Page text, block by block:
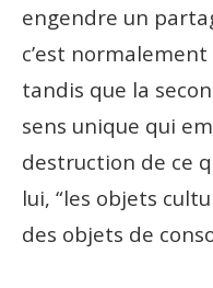
engendre un
c’est
tandis que la
sens unique qui
destruction de ce
lui, “les objets
des objets de